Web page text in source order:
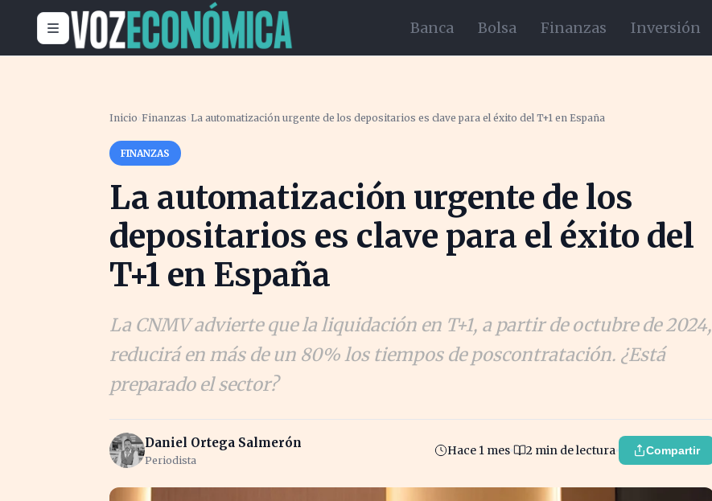
Banca Bolsa Finanzas Inversión
Inicio ›Finanzas ›La automatización urgente de los depositarios es clave para el éxito del T+1 en España
FINANZAS
La automatización urgente de los
depositarios es clave para el éxito del
T+1 en España
La CNMV advierte que la liquidación en T+1, a partir de octubre de 2024,
reducirá en más de un 80% los tiempos de poscontratación. ¿Está
preparado el sector?
Daniel Ortega Salmerón
Periodista
Hace 1 mes 2 min de lectura Compartir